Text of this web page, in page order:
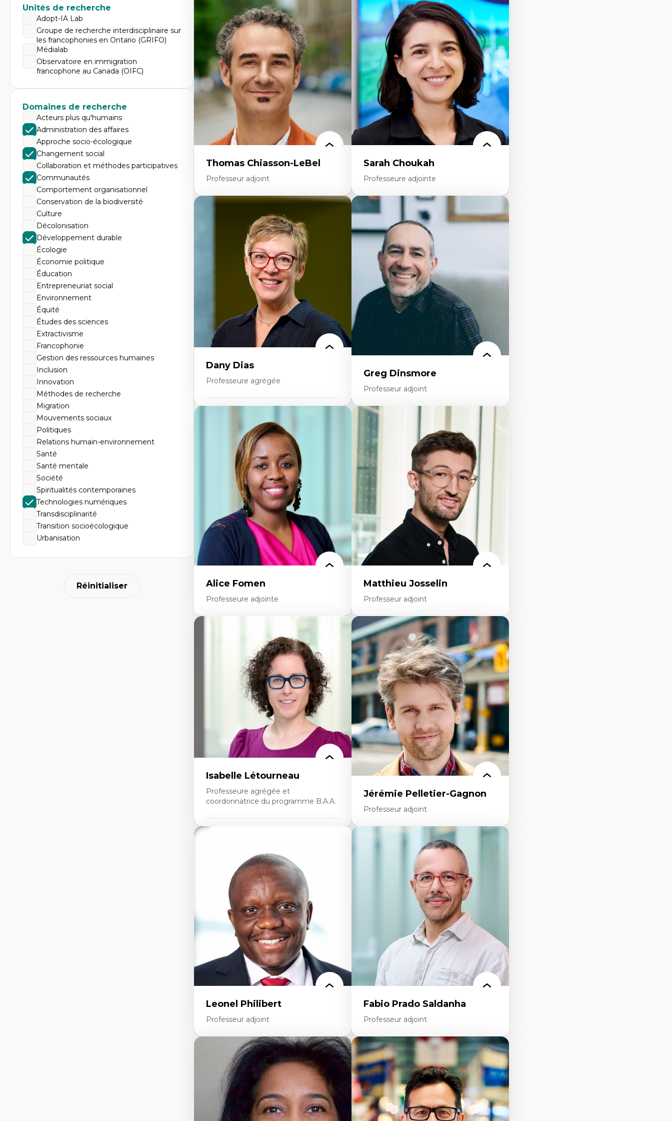
Unités de recherche
Adopt-IA Lab
Groupe de recherche interdisciplinaire sur
les francophonies en Ontario (GRIFO)
Médialab
Observatoire en immigration
francophone au Canada (OIFC)
Domaines de recherche
Acteurs plus qu'humains
Administration des affaires
Approche socio-écologique
Changement social
Collaboration et méthodes participatives
Communautés
Comportement organisationnel
Conservation de la biodiversité
Culture
Décolonisation
Développement durable
Écologie
Économie politique
Éducation
Entrepreneuriat social
Environnement
Équité
Études des sciences
Extractivisme
Francophonie
Gestion des ressources humaines
Inclusion
Innovation
Méthodes de recherche
Migration
Mouvements sociaux
Politiques
Relations humain-environnement
Santé
Santé mentale
Société
Spiritualités contemporaines
Technologies numériques
Transdisciplinarité
Transition socioécologique
Urbanisation
Réinitialiser
Discours sur la ville et représentations
Mosquées, formes et usages au Canada
Reconnaissance et représentations des
communautés immigrantes dans l'espace
urbain
Design architectural et urbain
Patrimoine et patrimonialisation
Études postcoloniales et décolonisation des
savoirs
Expertises
Économie circulaire
Modèles d’affaires durables
Histoire des faits économiques
Gestion durable des ressources naturelles
Écologie industrielle
Aménagement durable du territoire
Développement régional
Coopératives
Télétravail en milieu rural francophone
Transition socio-écologique
Thomas Chiasson-LeBel
Professeur adjoint
Théories du développement
Économie politique comparée
Élites économiques
Sociologie économique
Extractivisme
Classes sociales
Mouvements sociaux
Théories de l’État
Sarah Choukah
Professeure adjointe
Expertises
Démocratisation des nouvelles
technologies et biotechnologies
Données ouvertes
Bioart, programmation et électronique
créatives
Histoire sociale et culturelle des
technologies numériques
Résistances et droits numériques
Internet des objets
Métavers
Problématiques relatives à l’intelligence
artificielle, l’apprentissage machine et les
Féminismes et nouvelles technologies
Dany Dias
Professeure agrégée
Pédagogies critiques et justice sociale
Éthique relationnelle et sollicitude en
éducation
Décolonisation et autochtonisation de la
formation à l’enseignement
Littératie et didactique du français
Éducation inclusive
Formation à l’enseignement en contexte
francophone minoritaire
Identité linguistique et culturelle
Recherche-action et approches
participatives
Leadership éducatif et pratiques réflexives
Éducation durable et bien-être en
enseignement
Greg Dinsmore
Professeur adjoint
Expertises
Fragmentation des auditoires médiatiques
Analyse multi-plateforme des auditoires
médiatiques
Analyse des comportements numériques à
travers les données massives et l’IA
Recherche quantitative et qualitative sur
les auditoires médiatiques
Épistémologie des techniques de recherche
numérique et l’IA
Théorie des droits de la personne
La pensée politique d’Hannah Arendt
La pensée politique à l’ère numérique
Justice internationale et normes
internationales
Alice Fomen
Professeure adjointe
Acceptabilité, acceptation et adoption des
Technologies d'apprentissage innovantes
Insertion professionnelle du nouveau
personnel enseignant
Construction identitaire en milieu
minoritaire francophone
Technologies éducatives pour la formation
Matthieu Josselin
Professeur adjoint
Expertises
Ethnographie critique des environnements
d’apprentissage des étudiant.e.s
Approche transdisciplinaire des
compétences socioaffectives et
interculturelles
Didactique des langues secondes et
compétence pragmatique
Andragogie
Méthodologies de recherche qualitative
Isabelle Létourneau
Professeure agrégée et
coordonnatrice du programme B.A.A.
Gestion des ressources humaines
(attraction et fidélisation de la main-
d’œuvre)
Responsabilité sociale des organisations
Interventions organisationnelles
Comportement organisationnel
(mobilisation au travail)
Recherche qualitative
Éthique des affaires
Jérémie Pelletier-Gagnon
Professeur adjoint
Études du jeu vidéo
Fouille de textes
Études postcoloniales
Études critiques des médias
Analyse de données
Études japonaises
Traduction et localisation
Intelligence artificielle et communication
humain-machine
Leonel Philibert
Professeur adjoint
Expertises
Santé mondiale
Femme en contexte de pauvreté
Innovation
Participation citoyenne
Inégalités sociales santé
Migration
Santé de la reproduction
Fabio Prado Saldanha
Professeur adjoint
Expertises
Innovation sociale
Technologies sociales
Entrepreneuriat social et collectif
Approches critiques et décoloniales
Discours, récits et narratologie en
management
Transformation socioéconomique des